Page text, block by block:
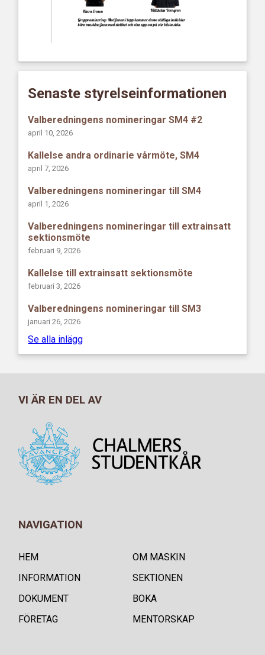
Senaste styrelseinformationen
Valberedningens nomineringar SM4 #2
april 10, 2026
Kallelse andra ordinarie vårmöte, SM4
april 7, 2026
Valberedningens nomineringar till SM4
april 1, 2026
Valberedningens nomineringar till extrainsatt
sektionsmöte
februari 9, 2026
Kallelse till extrainsatt sektionsmöte
februari 3, 2026
Valberedningens nomineringar till SM3
januari 26, 2026
Se alla inlägg
VI ÄR EN DEL AV
NAVIGATION
HEM
OM MASKIN
INFORMATION
SEKTIONEN
DOKUMENT
BOKA
FÖRETAG
MENTORSKAP